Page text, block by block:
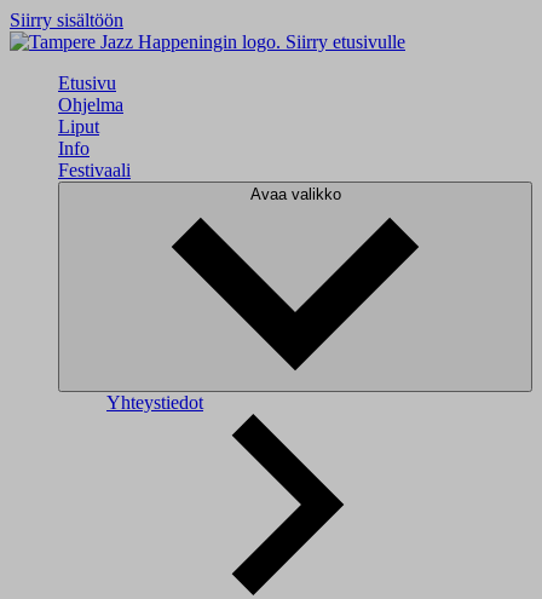
Siirry sisältöön
Siirry etusivulle
Etusivu
Ohjelma
Liput
Info
Festivaali
Avaa valikko
Yhteystiedot